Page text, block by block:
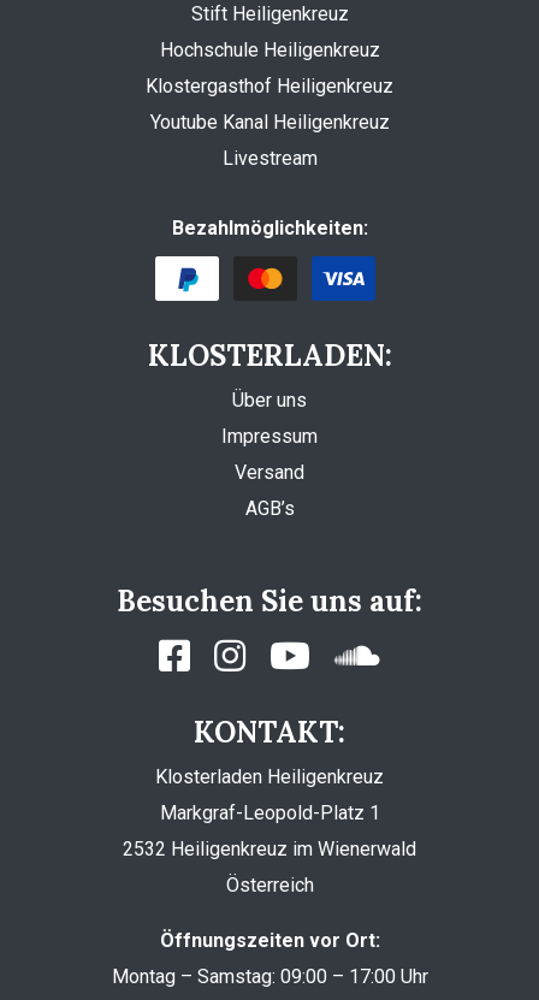
Stift Heiligenkreuz
Hochschule Heiligenkreuz
Klostergasthof Heiligenkreuz
Youtube Kanal Heiligenkreuz
Livestream
Bezahlmöglichkeiten:
KLOSTERLADEN:
Über uns
Impressum
Versand
AGB’s
Besuchen Sie uns auf:
KONTAKT:
Klosterladen Heiligenkreuz
Markgraf-Leopold-Platz 1
2532 Heiligenkreuz im Wienerwald
Österreich
Öffnungszeiten vor Ort:
Montag – Samstag: 09:00 – 17:00 Uhr